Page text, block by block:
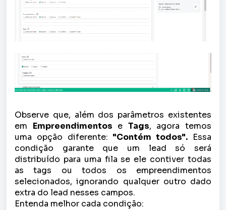
Observe que, além dos parâmetros existentes
em Empreendimentos e Tags, agora temos
uma opção diferente: "Contém todos". Essa
condição garante que um lead só será
distribuído para uma fila se ele contiver todas
as tags ou todos os empreendimentos
selecionados, ignorando qualquer outro dado
extra do lead nesses campos.
Entenda melhor cada condição: